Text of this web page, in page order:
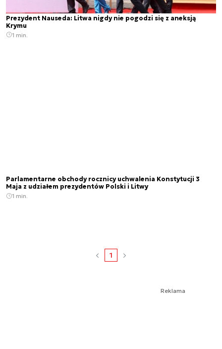
Prezydent Nauseda: Litwa nigdy nie pogodzi się z aneksją
Krymu
1 min.
Parlamentarne obchody rocznicy uchwalenia Konstytucji 3
Maja z udziałem prezydentów Polski i Litwy
1 min.
1
Reklama